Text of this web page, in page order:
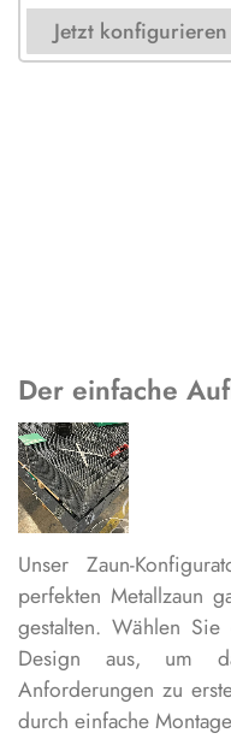
Jetzt konfigurieren
Der einfache
Unser Zaun-
perfekten Metallzaun
gestalten. Wählen
Design aus, um
Anforderungen zu
durch einfache